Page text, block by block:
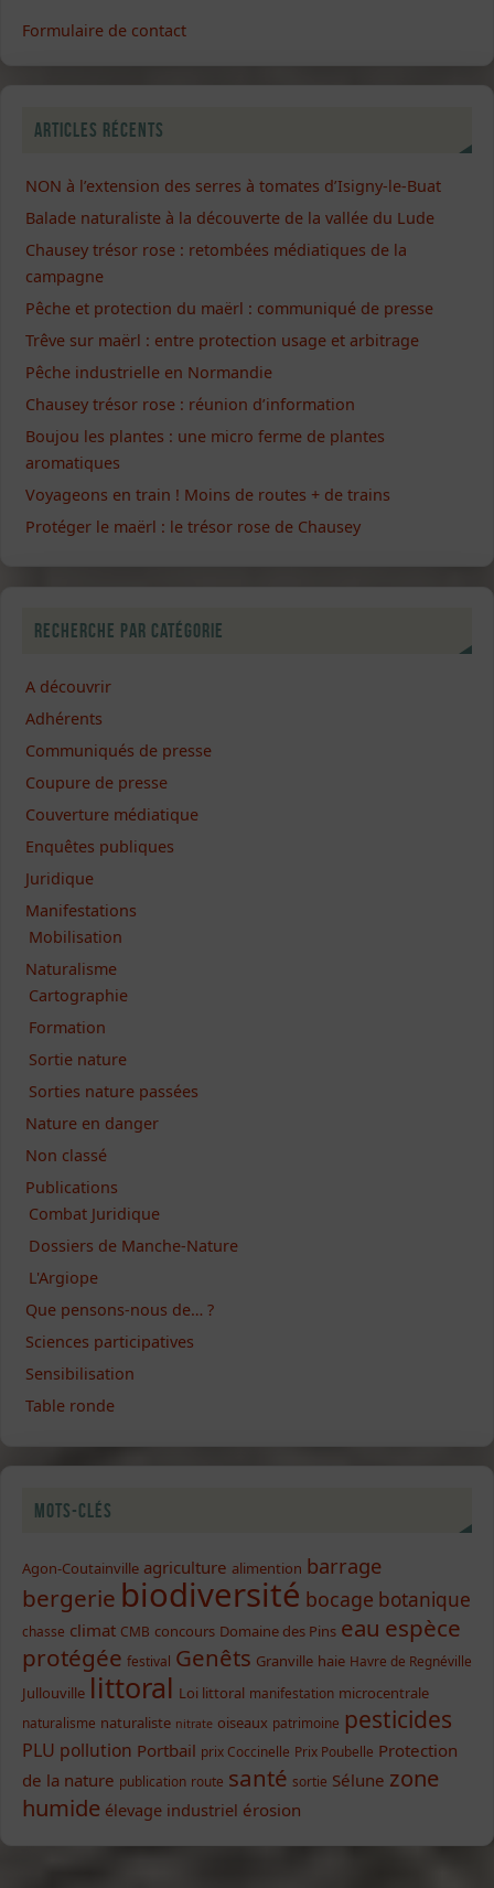
Formulaire de contact
Articles récents
NON à l’extension des serres à tomates d’Isigny-le-Buat
Balade naturaliste à la découverte de la vallée du Lude
Chausey trésor rose : retombées médiatiques de la
campagne
Pêche et protection du maërl : communiqué de presse
Trêve sur maërl : entre protection usage et arbitrage
Pêche industrielle en Normandie
Chausey trésor rose : réunion d’information
Boujou les plantes : une micro ferme de plantes
aromatiques
Voyageons en train ! Moins de routes + de trains
Protéger le maërl : le trésor rose de Chausey
Recherche par catégorie
A découvrir
Adhérents
Communiqués de presse
Coupure de presse
Couverture médiatique
Enquêtes publiques
Juridique
Manifestations
Mobilisation
Naturalisme
Cartographie
Formation
Sortie nature
Sorties nature passées
Nature en danger
Non classé
Publications
Combat Juridique
Dossiers de Manche-Nature
L'Argiope
Que pensons-nous de… ?
Sciences participatives
Sensibilisation
Table ronde
Mots-clés
Agon-Coutainville agriculture alimention barrage
bergerie biodiversité bocage botanique
chasse climat CMB concours Domaine des Pins eau espèce
protégée festival Genêts Granville haie Havre de Regnéville
Jullouville littoral Loi littoral manifestation microcentrale
naturalisme naturaliste nitrate oiseaux patrimoine pesticides
PLU pollution Portbail prix Coccinelle Prix Poubelle Protection
de la nature publication route santé sortie Sélune zone
humide élevage industriel érosion